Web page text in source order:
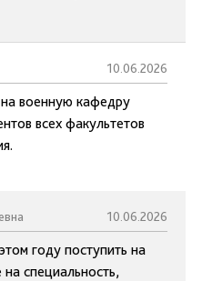
10.06.2026
военную кафедру
всех факультетов
10.06.2026
году поступить на
специальность,